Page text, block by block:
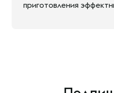
приготовления